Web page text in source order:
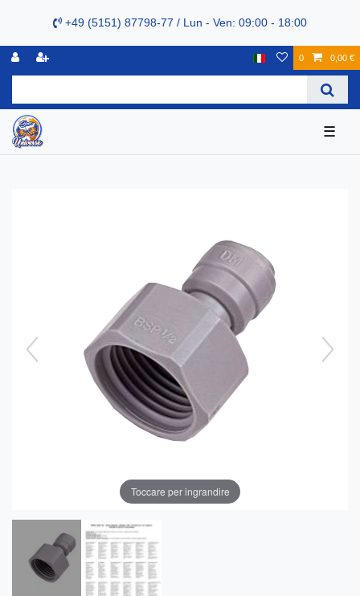
+49 (5151) 87798-77 / Lun - Ven: 09:00 - 18:00
0 0,00 €
☰
Toccare per ingrandire